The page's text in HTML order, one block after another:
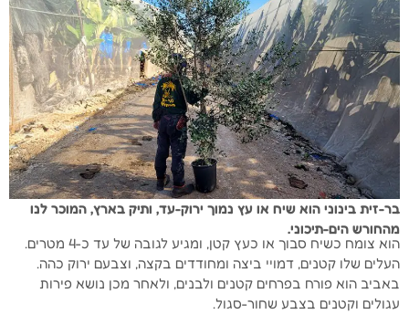
בר-זית בינוני הוא שיח או עץ נמוך ירוק-עד, ותיק בארץ, המוכר לנו
מהחורש הים-תיכוני.
הוא צומח כשיח סבוך או כעץ קטן, ומגיע לגובה של עד כ-4 מטרים.
העלים שלו קטנים, דמויי ביצה ומחודדים בקצה, וצבעם ירוק כהה.
באביב הוא פורח בפרחים קטנים ולבנים, ולאחר מכן נושא פירות
עגולים וקטנים בצבע שחור-סגול.